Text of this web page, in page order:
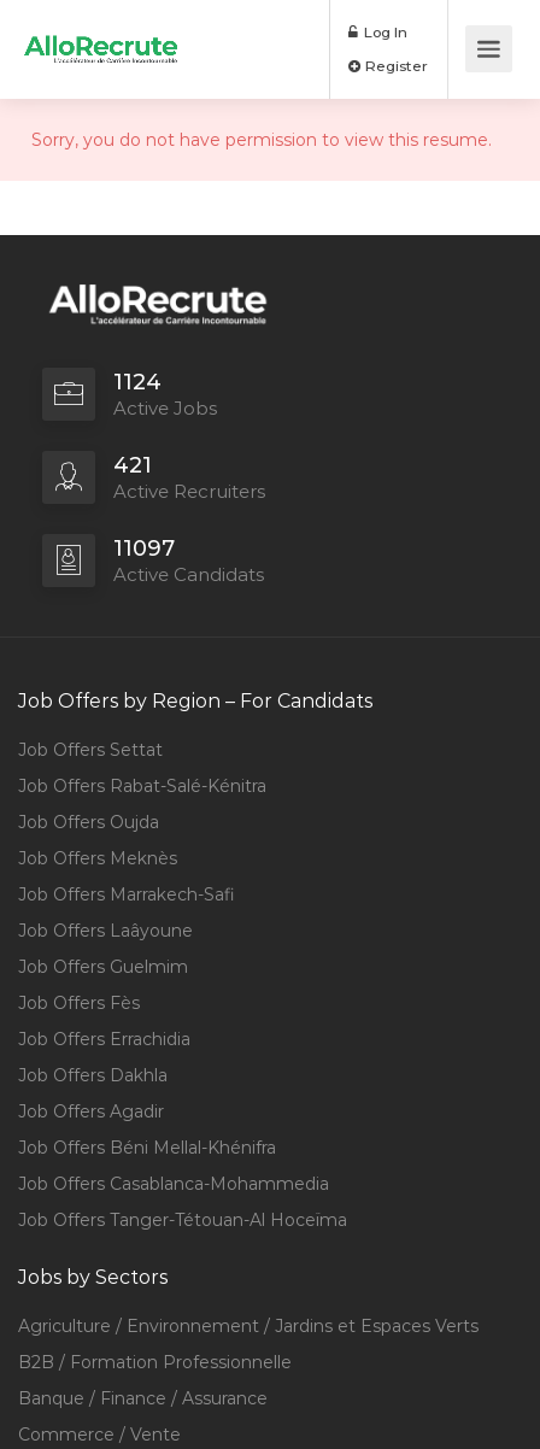
Log In
Sorry, you do not have permission to view this resume.
1124
Active Jobs
421
Active Recruiters
11097
Active Candidats
Job Offers by Region – For Candidats
Job Offers Settat
Job Offers Rabat-Salé-Kénitra
Job Offers Oujda
Job Offers Meknès
Job Offers Marrakech-Safi
Job Offers Laâyoune
Job Offers Guelmim
Job Offers Fès
Job Offers Errachidia
Job Offers Dakhla
Job Offers Agadir
Job Offers Béni Mellal-Khénifra
Job Offers Casablanca-Mohammedia
Job Offers Tanger-Tétouan-Al Hoceïma
Jobs by Sectors
Agriculture / Environnement / Jardins et Espaces Verts
B2B / Formation Professionnelle
Banque / Finance / Assurance
Commerce / Vente